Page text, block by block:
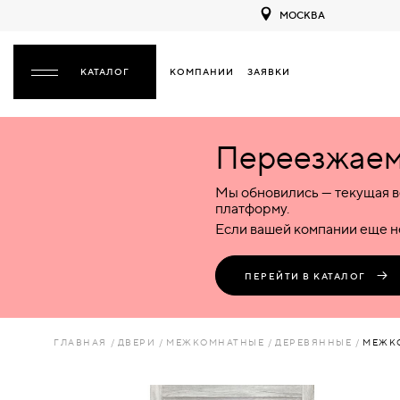
МОСКВА
КОМПАНИИ ЗАЯВКИ
НАЗАД
ПЛАСТИКОВЫЕ
КОМБИНИРОВАННЫЕ
Межкомнатные
Деревянные
Пластиковые
Комбинированные
Входные
Металлические
Пластиковые
Стеклянные
Комбинированные
Специализированные
Металлические
Пластиковые
Стеклянные
Комбинированные
Мы обновились — текущая
платформу.
Если вашей компании еще
ПЕРЕЙТИ В КАТАЛОГ
ГЛАВНАЯ ДВЕРИ МЕЖКОМНАТНЫЕ ДЕРЕВЯННЫЕ